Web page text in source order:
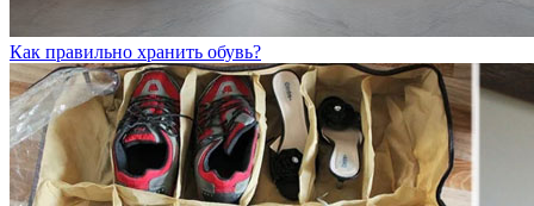
Как правильно хранить обувь?